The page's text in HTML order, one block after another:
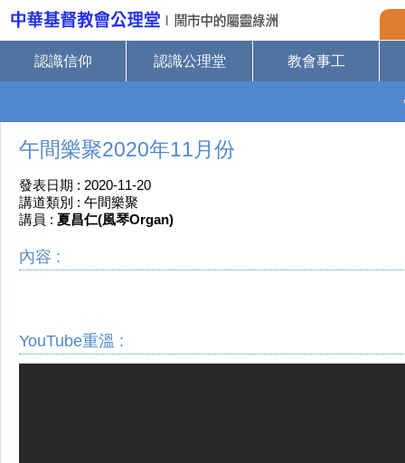
認識信仰 認識公理堂 教會事工
午間樂聚2020年11月份
發表日期 : 2020-11-20
講道類別 : 午間樂聚
講員 : 夏昌仁(風琴Organ)
內容 :
YouTube重溫 :